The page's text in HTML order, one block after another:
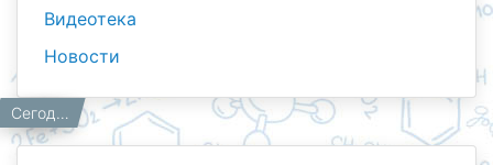
Видеотека
Новости
Главная
Работникам
Новости Сегодня, 11 марта, в филиале РХТУ имени Д.И. Менделеева в городе Ташкенте прошел второй этап республиканской олимпиады "Kimyo Girls"🧪👩‍🔬